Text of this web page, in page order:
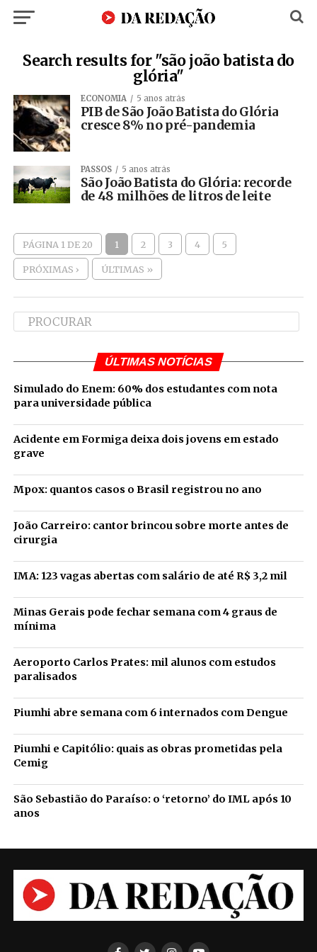
Search results for "são joão batista do
glória"
ECONOMIA 5 anos atrás
PIB de São João Batista do Glória
cresce 8% no pré-pandemia
PASSOS 5 anos atrás
São João Batista do Glória: recorde
de 48 milhões de litros de leite
PÁGINA 1 DE 20 1 2 3 4 5
PRÓXIMAS › ÚLTIMAS »
ÚLTIMAS NOTÍCIAS
Simulado do Enem: 60% dos estudantes com nota
para universidade pública
Acidente em Formiga deixa dois jovens em estado
grave
Mpox: quantos casos o Brasil registrou no ano
João Carreiro: cantor brincou sobre morte antes de
cirurgia
IMA: 123 vagas abertas com salário de até R$ 3,2 mil
Minas Gerais pode fechar semana com 4 graus de
mínima
Aeroporto Carlos Prates: mil alunos com estudos
paralisados
Piumhi abre semana com 6 internados com Dengue
Piumhi e Capitólio: quais as obras prometidas pela
Cemig
São Sebastião do Paraíso: o ‘retorno’ do IML após 10
anos